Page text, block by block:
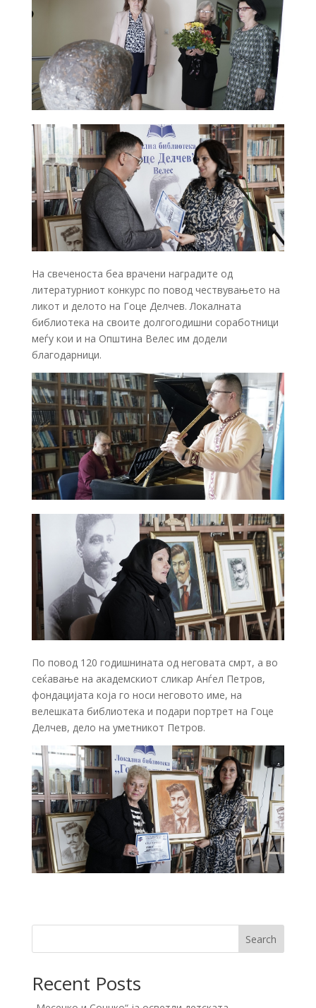
На свеченоста беа врачени наградите од
литературниот конкурс по повод чествувањето на
ликот и делото на Гоце Делчев. Локалната
библиотека на своите долгогодишни соработници
меѓу кои и на Општина Велес им додели
благодарници.
По повод 120 годишнината од неговата смрт, а во
сеќавање на академскиот сликар Анѓел Петров,
фондацијата која го носи неговото име, на
велешката библиотека и подари портрет на Гоце
Делчев, дело на уметникот Петров.
Search
Recent Posts